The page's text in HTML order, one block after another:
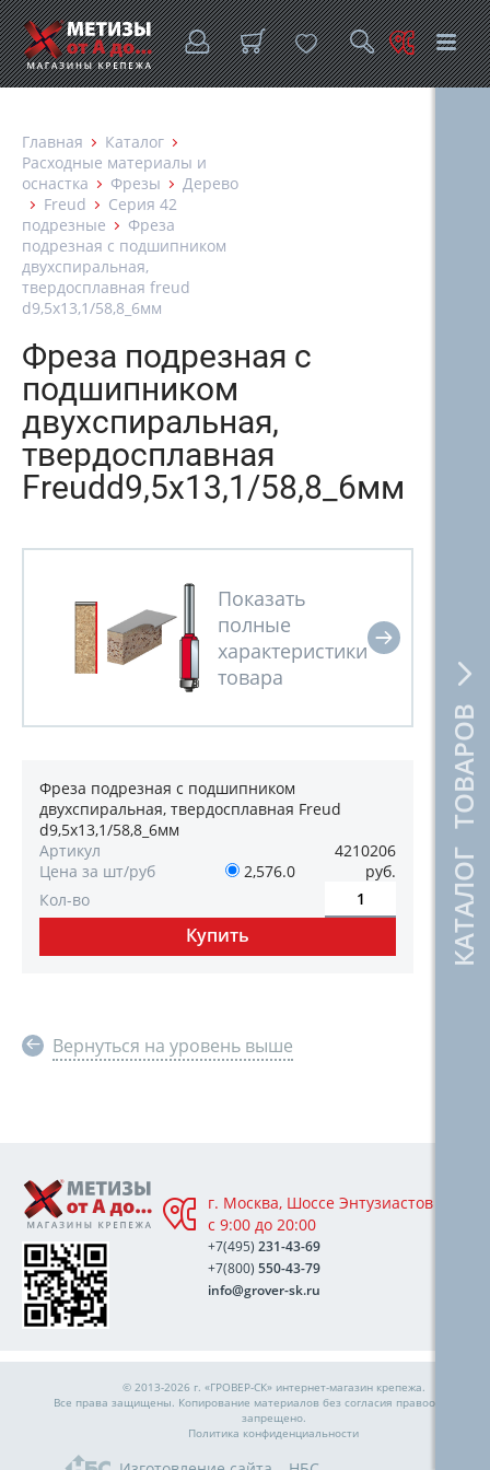
КАТАЛОГ ТОВАРОВ
Главная
Каталог
Расходные материалы и
оснастка
Фрезы
Дерево
Freud
Серия 42
подрезные
Фреза
подрезная с подшипником
двухспиральная,
твердосплавная freud
d9,5х13,1/58,8_6мм
Фреза подрезная с
подшипником
двухспиральная,
твердосплавная
Freudd9,5х13,1/58,8_6мм
Фреза подрезная с подшипником
двухспиральная, твердосплавная Freud
d9,5х13,1/58,8_6мм
Артикул
4210206
Цена за шт/руб
2,576.0
руб.
Кол-во
Вернуться на уровень выше
г. Москва, Шоссе Энтузиастов 76А,
с 9:00 до 20:00
+7(495) 231-43-69
+7(800) 550-43-79
info@grover-sk.ru
© 2013-2026 г. «ГРОВЕР-СК» интернет-магазин крепежа.
Все права защищены. Копирование материалов без согласия
запрещено.
Политика конфиденциальности